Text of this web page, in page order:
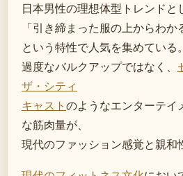
日本男性の理想体型トレンドと
「引き締まった服の上からわか
という特性で人気を集めている。
過度なバルクアップではなく、
ザ・シティ
キャストのようなエンターテイ
な筋肉量が、
現代のファッション感覚と親和